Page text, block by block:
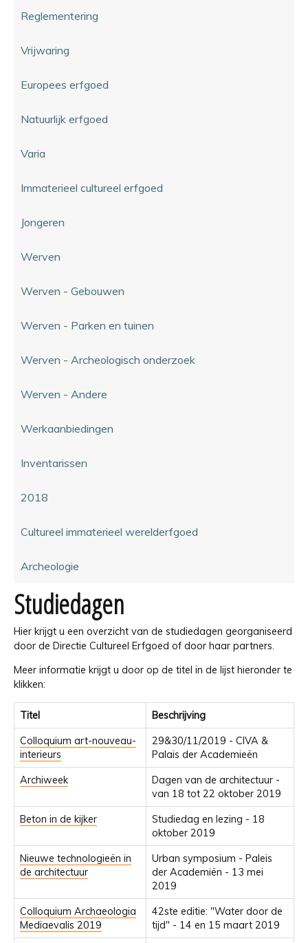
Reglementering
Vrijwaring
Europees erfgoed
Natuurlijk erfgoed
Varia
Immaterieel cultureel erfgoed
Jongeren
Werven
Werven - Gebouwen
Werven - Parken en tuinen
Werven - Archeologisch onderzoek
Werven - Andere
Werkaanbiedingen
Inventarissen
2018
Cultureel immaterieel werelderfgoed
Archeologie
Studiedagen
Hier krijgt u een overzicht van de studiedagen georganiseerd
door de Directie Cultureel Erfgoed of door haar partners.
Meer informatie krijgt u door op de titel in de lijst hieronder te
klikken:
Titel Beschrijving
Colloquium art-nouveau-
interieurs
29&30/11/2019 - CIVA &
Palais der Academieën
Archiweek
Dagen van de architectuur -
van 18 tot 22 oktober 2019
Beton in de kijker
Studiedag en lezing - 18
oktober 2019
Nieuwe technologieën in
de architectuur
Urban symposium - Paleis
der Academiën - 13 mei
2019
Colloquium Archaeologia
Mediaevalis 2019
42ste editie: "Water door de
tijd" - 14 en 15 maart 2019